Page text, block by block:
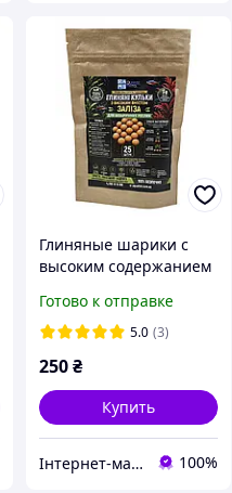
Глиняные шарики с
высоким содержанием
аквариумных растений
(25 штук) TM Aquahim
Готово к отправке
5.0 (3)
250₴
Купить
Інтернет-магазин "Aquahim Spiritol" 100%